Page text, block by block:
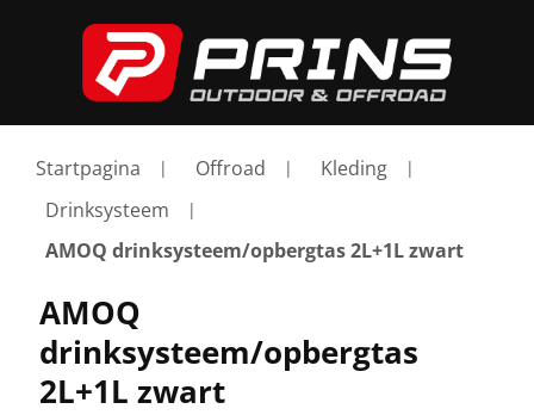
Startpagina Offroad
Kleding
Drinksysteem
AMOQ drinksysteem/opbergtas 2L+1L zwart
AMOQ
drinksysteem/opbergtas
2L+1L zwart